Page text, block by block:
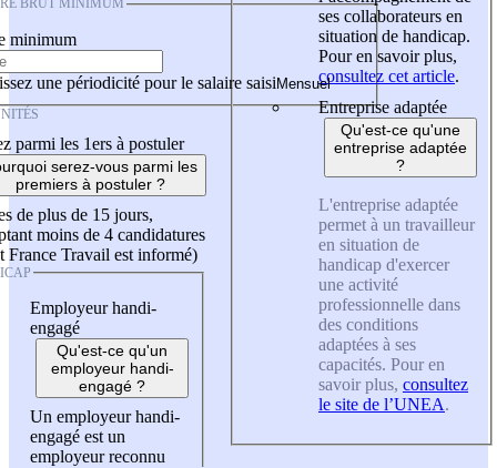
BRUT MINIMUM
minimum
une périodicité pour le salaire saisi
parmi les 1ers à postuler
serez-vous parmi les
premiers à postuler ?
de plus de 15 jours,
moins de 4 candidatures
France Travail est informé)
Employeur handi-
engagé
Qu'est-ce qu'un
employeur handi-
engagé ?
Un employeur handi-
engagé est un
employeur reconnu
ses collaborateurs en
situation de handicap.
Pour en savoir plus,
consultez cet article.
Entreprise adaptée
Qu'est-ce qu'une
entreprise adaptée
?
L'entreprise adaptée
permet à un travailleur
en situation de
handicap d'exercer
une activité
professionnelle dans
des conditions
adaptées à ses
capacités. Pour en
savoir plus, consultez
le site de l’UNEA.